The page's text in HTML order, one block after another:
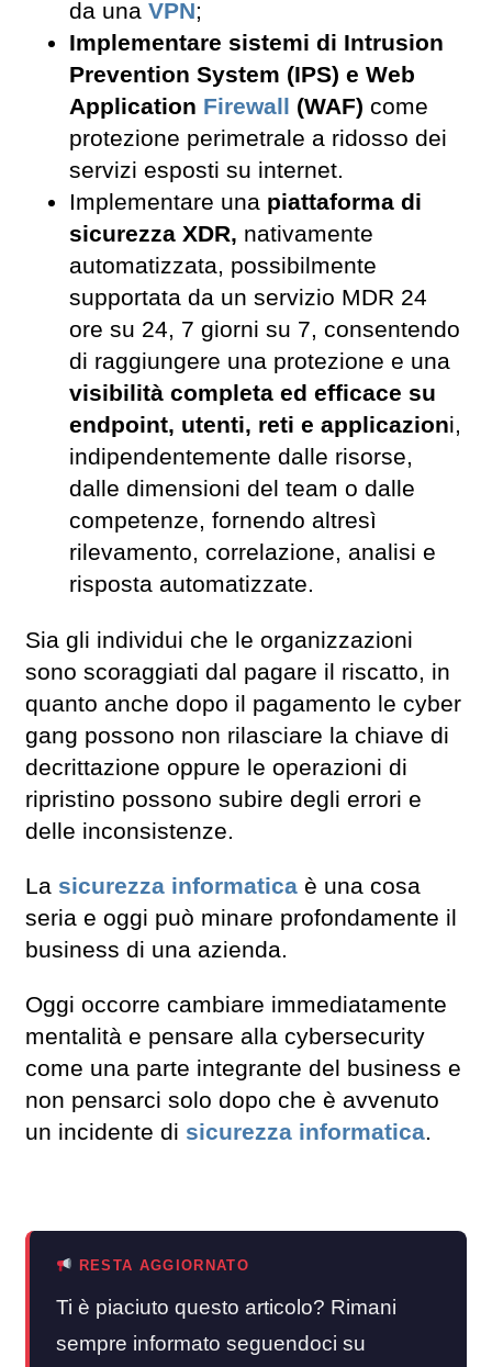
da una VPN;
Implementare sistemi di Intrusion
Prevention System (IPS) e Web
Application Firewall (WAF) come
protezione perimetrale a ridosso dei
servizi esposti su internet.
Implementare una piattaforma di
sicurezza XDR, nativamente
automatizzata, possibilmente
supportata da un servizio MDR 24
ore su 24, 7 giorni su 7, consentendo
di raggiungere una protezione e una
visibilità completa ed efficace su
endpoint, utenti, reti e applicazioni,
indipendentemente dalle risorse,
dalle dimensioni del team o dalle
competenze, fornendo altresì
rilevamento, correlazione, analisi e
risposta automatizzate.
Sia gli individui che le organizzazioni
sono scoraggiati dal pagare il riscatto, in
quanto anche dopo il pagamento le cyber
gang possono non rilasciare la chiave di
decrittazione oppure le operazioni di
ripristino possono subire degli errori e
delle inconsistenze.
La sicurezza informatica è una cosa
seria e oggi può minare profondamente il
business di una azienda.
Oggi occorre cambiare immediatamente
mentalità e pensare alla cybersecurity
come una parte integrante del business e
non pensarci solo dopo che è avvenuto
un incidente di sicurezza informatica.
RESTA AGGIORNATO
Ti è piaciuto questo articolo? Rimani
sempre informato seguendoci su